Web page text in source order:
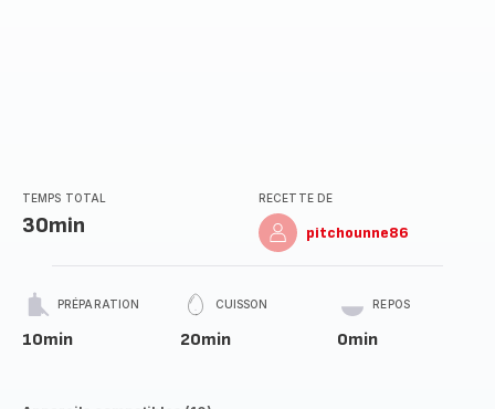
TEMPS TOTAL
30min
RECETTE DE
pitchounne86
PRÉPARATION
10min
CUISSON
20min
REPOS
0min